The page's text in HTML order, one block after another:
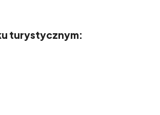
turystycznym: